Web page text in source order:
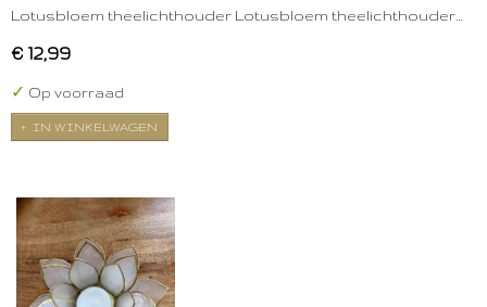
Lotusbloem theelichthouder Lotusbloem theelichthouder…
€ 12,99
✓ Op voorraad
IN WINKELWAGEN